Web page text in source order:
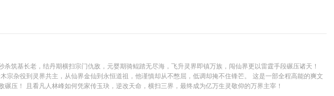
筑基长老，结丹期横扫宗门仇敌，元婴期骑鲲踏无尽海，飞升灵界即镇万族，闯仙界更以雷霆手段碾压诸天！
杂役到灵界共主，从仙界金仙到永恒道祖，他谨慎却从不憋屈，低调却掩不住锋芒。 这是一部全程高能的爽文
！ 且看凡人林峰如何凭家传玉玦，逆改天命，横扫三界，最终成为亿万生灵敬仰的万界主宰！